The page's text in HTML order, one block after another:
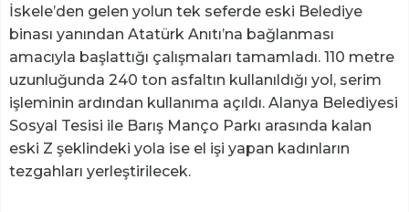
İskele’den gelen yolun tek seferde eski Belediye
binası yanından Atatürk Anıtı’na bağlanması
amacıyla başlattığı çalışmaları tamamladı. 110 metre
uzunluğunda 240 ton asfaltın kullanıldığı yol, serim
işleminin ardından kullanıma açıldı. Alanya Belediyesi
Sosyal Tesisi ile Barış Manço Parkı arasında kalan
eski Z şeklindeki yola ise el işi yapan kadınların
tezgahları yerleştirilecek.